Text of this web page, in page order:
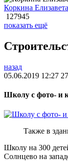
Коркина Елизавета
127945
показать ещё
назад
05.06.2019 12:27
Школу с фото- и
Также в
Школу на 300
Солнцево на